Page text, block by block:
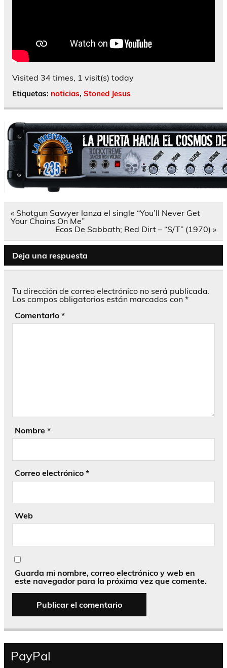
Visited 34 times, 1 visit(s) today
Etiquetas: noticias, Stoned Jesus
Navegación
de
« Shotgun Sawyer lanza el single “You’ll Never Get
Your Chains On Me”
Ecos De Sabbath; Red Dirt – “S/T” (1970) »
Deja una respuesta
Tu dirección de correo electrónico no será publicada.
Los campos obligatorios están marcados con *
Comentario *
Nombre *
Correo electrónico *
Web
Guarda mi nombre, correo electrónico y web en
este navegador para la próxima vez que comente.
PayPal